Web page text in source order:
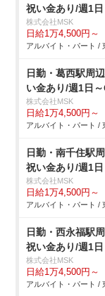
祝い金あり/週1
株式会社MSK
日給1万4,500円～
アルバイト・パート /
日勤・葛西駅周
い金あり/週1日
株式会社MSK
日給1万4,500円～
アルバイト・パート /
日勤・南千住駅
祝い金あり/週1
株式会社MSK
日給1万4,500円～
アルバイト・パート /
日勤・西永福駅
祝い金あり/週1
株式会社MSK
日給1万4,500円～
アルバイト・パート /